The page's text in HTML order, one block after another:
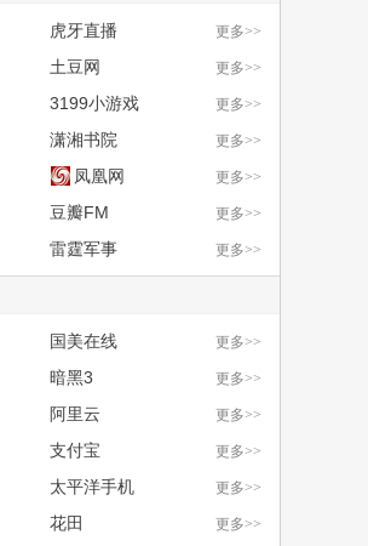
更多>>
虎牙直播
更多>>
土豆网
更多>>
3199小游戏
更多>>
潇湘书院
更多>>
凤凰网
更多>>
豆瓣FM
更多>>
雷霆军事
更多>>
国美在线
更多>>
暗黑3
更多>>
阿里云
更多>>
支付宝
更多>>
太平洋手机
更多>>
花田